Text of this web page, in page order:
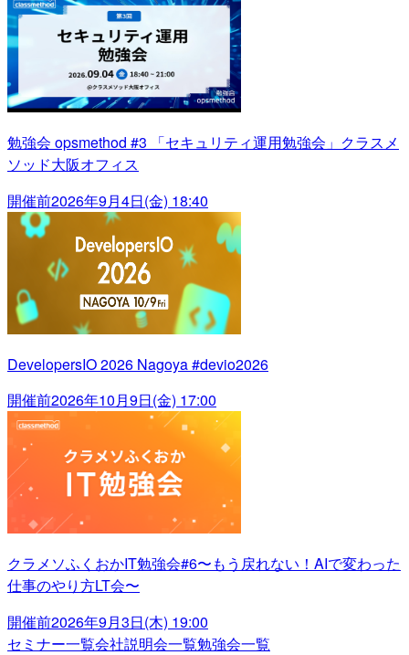
勉強会 opsmethod #3 「セキュリティ運用勉強会」クラスメ
ソッド大阪オフィス
開催前2026年9月4日(金) 18:40
DevelopersIO 2026 Nagoya #devio2026
開催前2026年10月9日(金) 17:00
クラメソふくおかIT勉強会#6〜もう戻れない！AIで変わった
仕事のやり方LT会〜
開催前2026年9月3日(木) 19:00
セミナー一覧会社説明会一覧勉強会一覧